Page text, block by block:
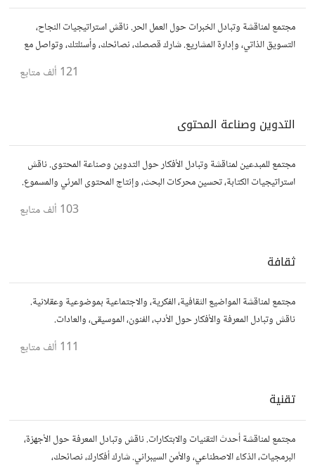
مجتمع لمناقشة وتبادل الخبرات حول العمل الحر. ناقش استراتيجيات النجاح،
التسويق الذاتي، وإدارة المشاريع. شارك قصصك، نصائحك، وأسئلتك، وتواصل مع
121 ألف متابع
التدوين وصناعة المحتوى
مجتمع للمبدعين لمناقشة وتبادل الأفكار حول التدوين وصناعة المحتوى. ناقش
استراتيجيات الكتابة، تحسين محركات البحث، وإنتاج المحتوى المرئي والمسموع.
103 ألف متابع
ثقافة
مجتمع لمناقشة المواضيع الثقافية، الفكرية، والاجتماعية بموضوعية وعقلانية.
ناقش وتبادل المعرفة والأفكار حول الأدب، الفنون، الموسيقى، والعادات.
111 ألف متابع
تقنية
مجتمع لمناقشة أحدث التقنيات والابتكارات. ناقش وتبادل المعرفة حول الأجهزة،
البرمجيات، الذكاء الاصطناعي، والأمن السيبراني. شارك أفكارك، نصائحك،